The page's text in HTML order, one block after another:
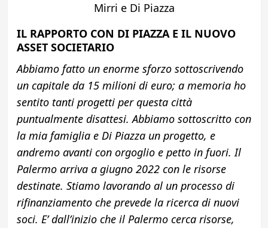
Mirri e Di Piazza
IL RAPPORTO CON DI PIAZZA E IL NUOVO
ASSET SOCIETARIO
Abbiamo fatto un enorme sforzo sottoscrivendo
un capitale da 15 milioni di euro; a memoria ho
sentito tanti progetti per questa città
puntualmente disattesi. Abbiamo sottoscritto con
la mia famiglia e Di Piazza un progetto, e
andremo avanti con orgoglio e petto in fuori. Il
Palermo arriva a giugno 2022 con le risorse
destinate. Stiamo lavorando al un processo di
rifinanziamento che prevede la ricerca di nuovi
soci. E’ dall’inizio che il Palermo cerca risorse,